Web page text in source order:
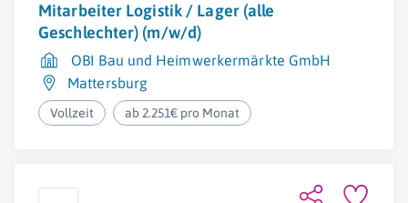
Mitarbeiter Logistik / Lager (alle
Geschlechter) (m/w/d)
OBI Bau und Heimwerkermärkte GmbH
Mattersburg
Vollzeit ab 2.251€ pro Monat